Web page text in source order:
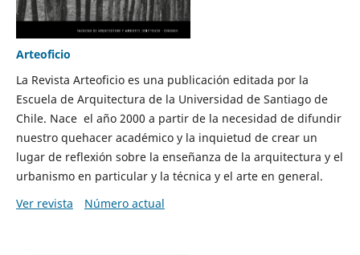
Arteoficio
La Revista Arteoficio es una publicación editada por la
Escuela de Arquitectura de la Universidad de Santiago de
Chile. Nace el año 2000 a partir de la necesidad de difundir
nuestro quehacer académico y la inquietud de crear un
lugar de reflexión sobre la enseñanza de la arquitectura y el
urbanismo en particular y la técnica y el arte en general.
Ver revista
Número actual